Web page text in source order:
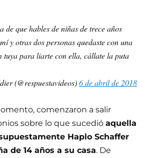
de que hables de niñas de trece años
y otras dos personas quedaste con una
tuya para liarte con ella, cállate la puta
(@respuestavideos)6 de abril de 2018
comenzaron a salir
sobre lo que sucedió aquella
Haplo Schaffer
de 14 años a su casa. De